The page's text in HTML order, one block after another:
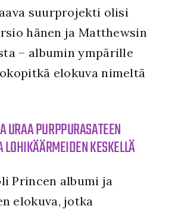
suurprojekti olisi
hänen ja Matthewsin
– albumin ympärille
elokuva nimeltä
URAA PURPPURASATEEN
KESKELLÄ
Princen albumi ja
elokuva, jotka